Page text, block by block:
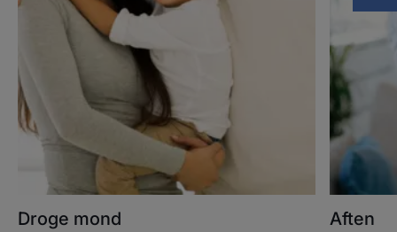
Droge mond Aften